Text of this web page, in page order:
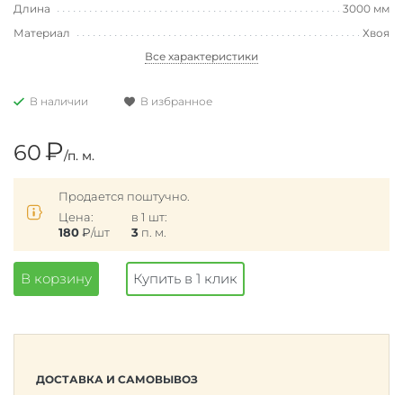
Длина
3000 мм
Материал
Хвоя
Все характеристики
В наличии В избранное
60₽/п. м.
Продается поштучно.
Цена:
180 ₽/шт
в 1 шт:
3 п. м.
В корзину Купить в 1 клик
ДОСТАВКА И САМОВЫВОЗ